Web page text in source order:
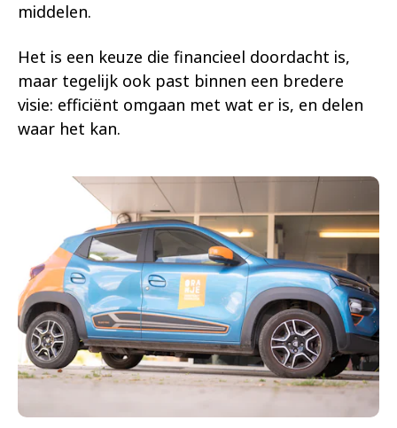
middelen.
Het is een keuze die financieel doordacht is,
maar tegelijk ook past binnen een bredere
visie: efficiënt omgaan met wat er is, en delen
waar het kan.